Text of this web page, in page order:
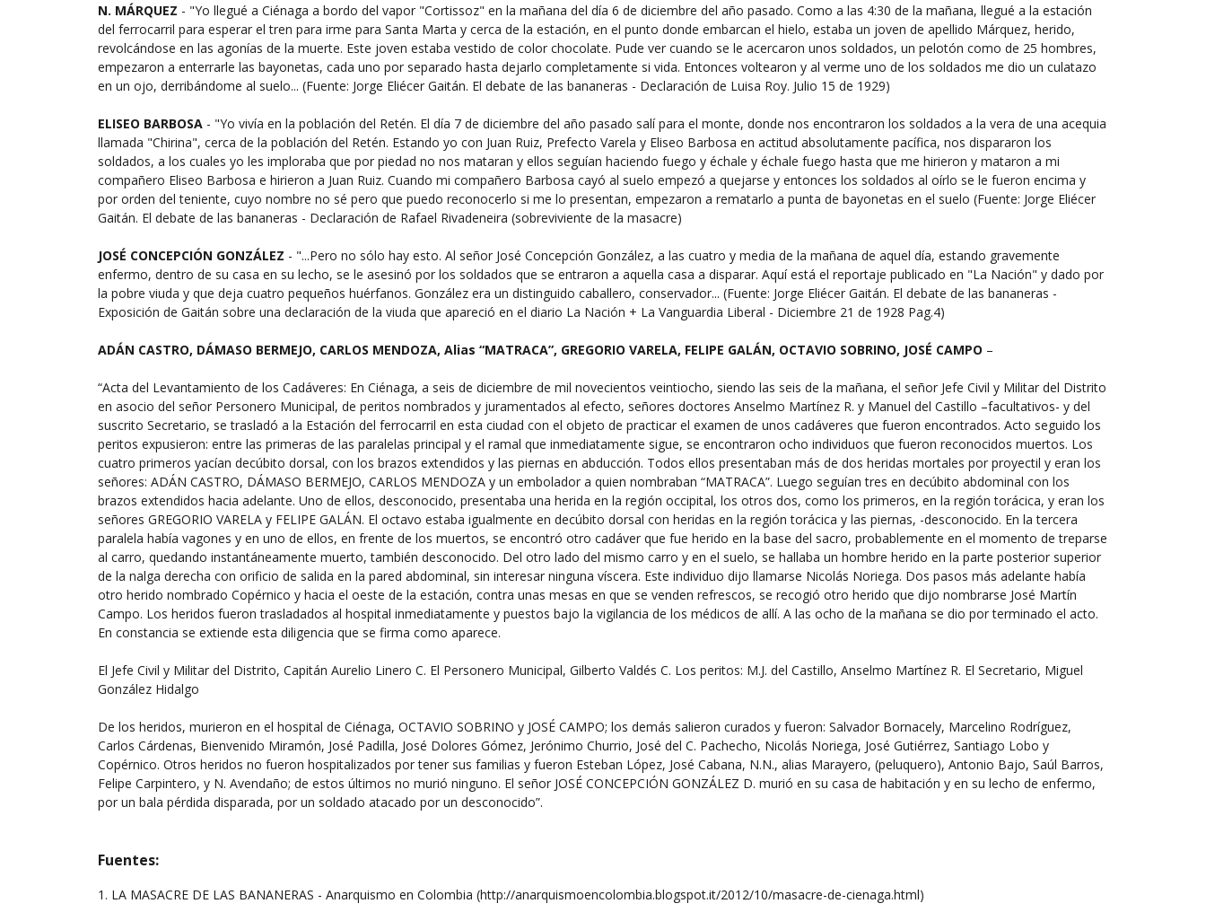
N. MÁRQUEZ - "Yo llegué a Ciénaga a bordo del vapor "Cortissoz" en la mañana del día 6 de diciembre del año pasado. Como a las 4:30 de la mañana, llegué a la estación
del ferrocarril para esperar el tren para irme para Santa Marta y cerca de la estación, en el punto donde embarcan el hielo, estaba un joven de apellido Márquez, herido,
revolcándose en las agonías de la muerte. Este joven estaba vestido de color chocolate. Pude ver cuando se le acercaron unos soldados, un pelotón como de 25 hombres,
empezaron a enterrarle las bayonetas, cada uno por separado hasta dejarlo completamente si vida. Entonces voltearon y al verme uno de los soldados me dio un culatazo
en un ojo, derribándome al suelo... (Fuente: Jorge Eliécer Gaitán. El debate de las bananeras - Declaración de Luisa Roy. Julio 15 de 1929)
ELISEO BARBOSA - "Yo vivía en la población del Retén. El día 7 de diciembre del año pasado salí para el monte, donde nos encontraron los soldados a la vera de una acequia
llamada "Chirina", cerca de la población del Retén. Estando yo con Juan Ruiz, Prefecto Varela y Eliseo Barbosa en actitud absolutamente pacífica, nos dispararon los
soldados, a los cuales yo les imploraba que por piedad no nos mataran y ellos seguían haciendo fuego y échale y échale fuego hasta que me hirieron y mataron a mi
compañero Eliseo Barbosa e hirieron a Juan Ruiz. Cuando mi compañero Barbosa cayó al suelo empezó a quejarse y entonces los soldados al oírlo se le fueron encima y
por orden del teniente, cuyo nombre no sé pero que puedo reconocerlo si me lo presentan, empezaron a rematarlo a punta de bayonetas en el suelo (Fuente: Jorge Eliécer
Gaitán. El debate de las bananeras - Declaración de Rafael Rivadeneira (sobreviviente de la masacre)
JOSÉ CONCEPCIÓN GONZÁLEZ - "...Pero no sólo hay esto. Al señor José Concepción González, a las cuatro y media de la mañana de aquel día, estando gravemente
enfermo, dentro de su casa en su lecho, se le asesinó por los soldados que se entraron a aquella casa a disparar. Aquí está el reportaje publicado en "La Nación" y dado por
la pobre viuda y que deja cuatro pequeños huérfanos. González era un distinguido caballero, conservador... (Fuente: Jorge Eliécer Gaitán. El debate de las bananeras -
Exposición de Gaitán sobre una declaración de la viuda que apareció en el diario La Nación + La Vanguardia Liberal - Diciembre 21 de 1928 Pag.4)
ADÁN CASTRO, DÁMASO BERMEJO, CARLOS MENDOZA, Alias “MATRACA”, GREGORIO VARELA, FELIPE GALÁN, OCTAVIO SOBRINO, JOSÉ CAMPO –
“Acta del Levantamiento de los Cadáveres: En Ciénaga, a seis de diciembre de mil novecientos veintiocho, siendo las seis de la mañana, el señor Jefe Civil y Militar del Distrito
en asocio del señor Personero Municipal, de peritos nombrados y juramentados al efecto, señores doctores Anselmo Martínez R. y Manuel del Castillo –facultativos- y del
suscrito Secretario, se trasladó a la Estación del ferrocarril en esta ciudad con el objeto de practicar el examen de unos cadáveres que fueron encontrados. Acto seguido los
peritos expusieron: entre las primeras de las paralelas principal y el ramal que inmediatamente sigue, se encontraron ocho individuos que fueron reconocidos muertos. Los
cuatro primeros yacían decúbito dorsal, con los brazos extendidos y las piernas en abducción. Todos ellos presentaban más de dos heridas mortales por proyectil y eran los
señores: ADÁN CASTRO, DÁMASO BERMEJO, CARLOS MENDOZA y un embolador a quien nombraban “MATRACA”. Luego seguían tres en decúbito abdominal con los
brazos extendidos hacia adelante. Uno de ellos, desconocido, presentaba una herida en la región occipital, los otros dos, como los primeros, en la región torácica, y eran los
señores GREGORIO VARELA y FELIPE GALÁN. El octavo estaba igualmente en decúbito dorsal con heridas en la región torácica y las piernas, -desconocido. En la tercera
paralela había vagones y en uno de ellos, en frente de los muertos, se encontró otro cadáver que fue herido en la base del sacro, probablemente en el momento de treparse
al carro, quedando instantáneamente muerto, también desconocido. Del otro lado del mismo carro y en el suelo, se hallaba un hombre herido en la parte posterior superior
de la nalga derecha con orificio de salida en la pared abdominal, sin interesar ninguna víscera. Este individuo dijo llamarse Nicolás Noriega. Dos pasos más adelante había
otro herido nombrado Copérnico y hacia el oeste de la estación, contra unas mesas en que se venden refrescos, se recogió otro herido que dijo nombrarse José Martín
Campo. Los heridos fueron trasladados al hospital inmediatamente y puestos bajo la vigilancia de los médicos de allí. A las ocho de la mañana se dio por terminado el acto.
En constancia se extiende esta diligencia que se firma como aparece.
El Jefe Civil y Militar del Distrito, Capitán Aurelio Linero C. El Personero Municipal, Gilberto Valdés C. Los peritos: M.J. del Castillo, Anselmo Martínez R. El Secretario, Miguel
González Hidalgo
De los heridos, murieron en el hospital de Ciénaga, OCTAVIO SOBRINO y JOSÉ CAMPO; los demás salieron curados y fueron: Salvador Bornacely, Marcelino Rodríguez,
Carlos Cárdenas, Bienvenido Miramón, José Padilla, José Dolores Gómez, Jerónimo Churrio, José del C. Pachecho, Nicolás Noriega, José Gutiérrez, Santiago Lobo y
Copérnico. Otros heridos no fueron hospitalizados por tener sus familias y fueron Esteban López, José Cabana, N.N., alias Marayero, (peluquero), Antonio Bajo, Saúl Barros,
Felipe Carpintero, y N. Avendaño; de estos últimos no murió ninguno. El señor JOSÉ CONCEPCIÓN GONZÁLEZ D. murió en su casa de habitación y en su lecho de enfermo,
por un bala pérdida disparada, por un soldado atacado por un desconocido”.
Fuentes:
1. LA MASACRE DE LAS BANANERAS - Anarquismo en Colombia (http://anarquismoencolombia.blogspot.it/2012/10/masacre-de-cienaga.html)